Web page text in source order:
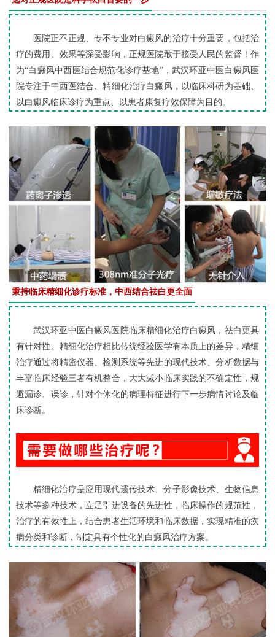
医院正不正规、专不专业对白癜风的治疗十分重要，包括治
疗的费用、效果等深受影响，正规医院敢于接受人民的监督！作
为“白癜风中西医结合规范化诊疗基地”，武汉环亚中医白癜风医
院专注于中西医结合、精细化治疗白癜风，以临床科研为基础、
以白癜风临床诊疗为重点、以患者康复疗效保障为目的。
秉持临床精细化诊疗标准，中西结合祛白更全面
武汉环亚中医白癜风医院临床精细化治疗白癜风，祛白更具
有针对性。精细化治疗相比传统经验医学有本质上的差异，精细
治疗通过将精密仪器、检测系统等先进的现代技术、分析数据与
丰富临床经验三者有机整合，大大减小临床实践的不确定性，规
避漏诊、误诊，针对个体化的病理特征进行下一步病情讨论及临
床诊断。
精细化治疗是应用现代遗传技术、分子影像技术、生物信息
技术等多种技术，立足引进设备的先进性，临床操作的规范性，
治疗的有效性上，结合患者生活环境和临床数据，实现精准的疾
病分类和诊断，制定具有个性化的白癜风治疗方案。